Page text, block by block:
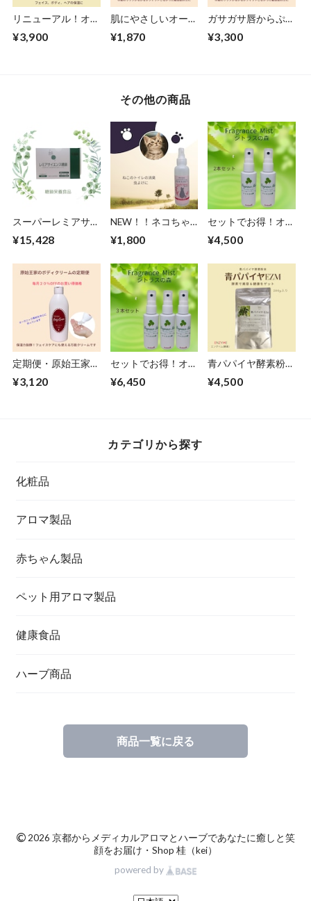
リニューアル！オー
として全身保湿ケ
¥3,900
肌にやさしいオーガ
っかり保湿！原始王
¥1,870
ガサガサ唇からぷる
しいオーガニック１
¥3,300
その他の商品
スーパーレミアサイ
養食品
¥15,428
NEW！！ネコちゃ
マスプレー
¥1,800
セットでお得！オー
大人の気になるニオ
水タイプのフレグラ
ンスミスト・シトラ
スの森 60ｍｌ2本
セット
¥4,500
定期便・原始王家の
¥3,120
セットでお得！オー
大人の気になるニオ
×3本
¥6,450
青パパイヤ酵素粉
ヤEZM 200ｇ
¥4,500
カテゴリから探す
化粧品
アロマ製品
赤ちゃん製品
ペット用アロマ製品
健康食品
ハーブ商品
商品一覧に戻る
© 2026 京都からメディカルアロマとハーブであなたに癒しと笑
顔をお届け・Shop 桂（kei）
powered by